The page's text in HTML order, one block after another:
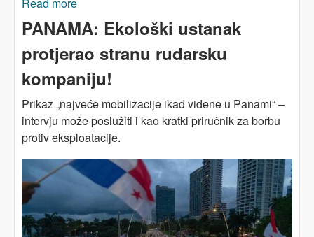
EKSTRAKTIVIZAM: Okeani kao rudnici?
PANAMA: Ekološki ustanak
protjerao stranu rudarsku
kompaniju!
Prikaz „najveće mobilizacije ikad viđene u Panami“ –
intervju može poslužiti i kao kratki priručnik za borbu
protiv eksploatacije.